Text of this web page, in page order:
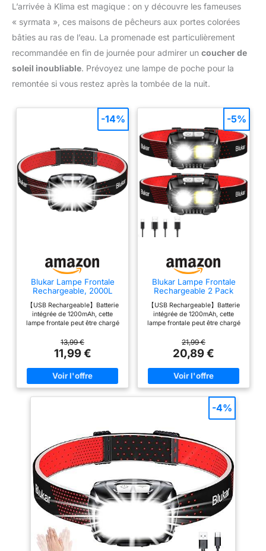
L’arrivée à Klima est magique : on y découvre les fameuses
« syrmata », ces maisons de pêcheurs aux portes colorées
bâties au ras de l’eau. La promenade est particulièrement
recommandée en fin de journée pour admirer un coucher de
soleil inoubliable. Prévoyez une lampe de poche pour la
remontée si vous restez après la tombée de la nuit.
Blukar Lampe Frontale
Rechargeable, 2000L
Super Lumineux IPX5
Étanche
【USB Rechargeable】Batterie
intégrée de 1200mAh, cette
lampe frontale peut être chargé
phare puissant peut supporter
des activités de plein air à long
terme après une charge
complète, vous offrant une
durée d'éclairage plus longue
et une expérience de charge
sur 2 boutons pour changer de
modes différents. 5 Modes
d'éclairage conventionnels:
XPG Blanche/COB
Blanche/XPG+COB
Blanche/COB Rouge/COB
Stroboscopique Rouge. 3
Modes d'éclairage du capteur:
XPG Blanche/COB
Blanche/XPG+COB Blanche. La
capteur de gestes vous offre la
commodité dont vous avez
besoin pour toute utilisation
dans l'obscurité. 【Réglable et
13,99 €
11,99 €
-14%
Blukar Lampe Frontale
Rechargeable 2 Pack
2000L Super Lumineux
IPX5 Étanche
【USB Rechargeable】Batterie
intégrée de 1200mAh, cette
lampe frontale peut être chargé
phare puissant peut supporter
des activités de plein air à long
terme après une charge
complète, vous offrant une
durée d'éclairage plus longue
et une expérience de charge
d'éclairage avec Détecteur de
Mouvement】Capteur de
mouvement intégré, appuyez
sur 2 boutons pour changer de
modes différents. 5 Modes
d'éclairage conventionnels:
XPG Blanche/COB
Blanche/XPG+COB
Blanche/COB Rouge/COB
Stroboscopique Rouge. 3
Modes d'éclairage du capteur:
XPG Blanche/COB
Blanche/XPG+COB Blanche. La
capteur de gestes vous offre la
commodité dont vous avez
besoin pour toute utilisation
dans l'obscurité. 【Réglable et
21,99 €
20,89 €
-5%
-4%